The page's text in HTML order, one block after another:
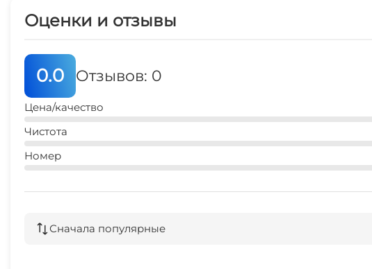
5 мин
аптека
10 мин
банкомат
10 мин
Оценки и отзывы
0.0 Отзывов: 0
Цена/качество
Чистота
Номер
Сначала популярные